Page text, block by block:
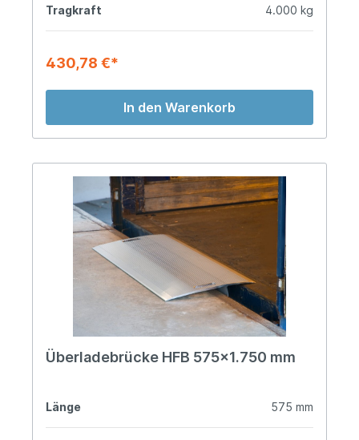
Tragkraft 4.000 kg
430,78 €*
In den Warenkorb
Überladebrücke HFB 575x1.750 mm
Länge 575 mm